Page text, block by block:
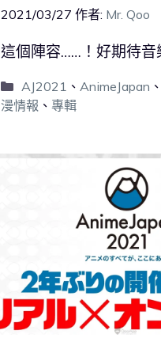
2021/03/27 作者: Mr. Qoo
這個陣容……！好期待音
AJ2021 、 AnimeJapan 、
漫情報 、 專輯